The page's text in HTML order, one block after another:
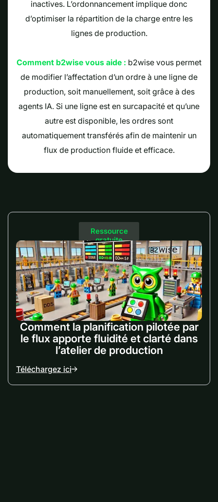
inactives. L’ordonnancement implique donc
d’optimiser la répartition de la charge entre les
lignes de production.
Comment b2wise vous aide : b2wise vous permet
de modifier l’affectation d’un ordre à une ligne de
production, soit manuellement, soit grâce à des
agents IA. Si une ligne est en surcapacité et qu’une
autre est disponible, les ordres sont
automatiquement transférés afin de maintenir un
flux de production fluide et efficace.
Comment la planification pilotée par
le flux apporte fluidité et clarté dans
l’atelier de production
Téléchargez ici
Ressource
gratuite